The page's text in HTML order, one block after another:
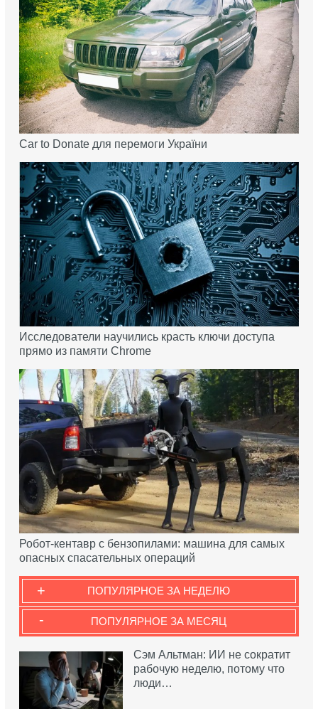
Car to Donate для перемоги України
Исследователи научились красть ключи доступа
прямо из памяти Chrome
Робот-кентавр с бензопилами: машина для самых
опасных спасательных операций
ПОПУЛЯРНОЕ ЗА НЕДЕЛЮ
+
ПОПУЛЯРНОЕ ЗА МЕСЯЦ
-
Сэм Альтман: ИИ не сократит
рабочую неделю, потому что
люди…